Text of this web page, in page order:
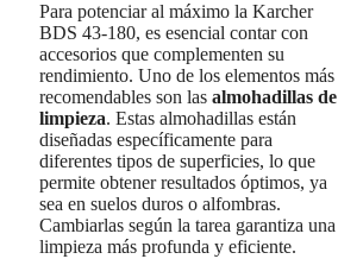
Para potenciar al máximo la Karcher
BDS 43-180, es esencial contar con
accesorios que complementen su
rendimiento. Uno de los elementos más
recomendables son las almohadillas de
limpieza. Estas almohadillas están
diseñadas específicamente para
diferentes tipos de superficies, lo que
permite obtener resultados óptimos, ya
sea en suelos duros o alfombras.
Cambiarlas según la tarea garantiza una
limpieza más profunda y eficiente.